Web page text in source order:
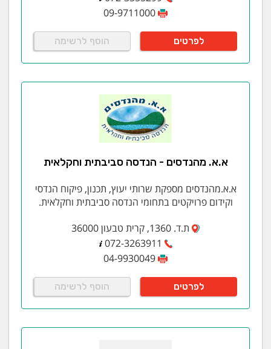
09-9711000
לפרטים הוסף לרשימה
א.א. מהנדסים - הנדסה סביבתית וחקלאית
א.א.מהנדסים מספקת שרותי יעוץ, תכנון, פיקוח הנדסי
וקידום פרויקטים בתחומי הנדסה סביבתית וחקלאית.
ת.ד. 1360, קרית טבעון 36000
072-3263911
04-9930049
לפרטים הוסף לרשימה